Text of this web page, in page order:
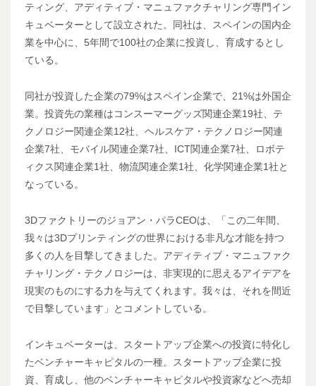
ティング、アディティブ・マニュファクチャリング専門イン
キュベーターとして設立された。同社は、スペインの国内企
業を中心に、5年間で100社の企業に投資し、育成するとし
ている。
同社が投資した企業の79%はスペイン企業で、21%は外国企
業。投資先の業種はコンスーマーグッズ関連企業19社、テ
クノロジー関連企業12社、ヘルスケア・テクノロジー関連
企業7社、モバイル関連企業7社、ICT関連企業7社、ロボテ
ィクス関連企業1社、物流関連企業1社、化学関連企業1社と
なっている。
3Dファクトリーのジョアン・パラCEOは、「この二年間、
我々は3Dプリンティングの世界における非凡な才能を持つ
多くの人を目撃してきました。アディティブ・マニュファク
チャリング・テクノロジーは、非実現的に思えるアイデアを
現実のものにする力を与えてくれます。我々は、それを間近
で目撃しています」とコメントしている。
インキュベーターは、スタートアップ企業への投資に特化し
たベンチャーキャピタルの一種。スタートアップ企業に投
資、育成し、他のベンチャーキャピタルや投資家などへ売却